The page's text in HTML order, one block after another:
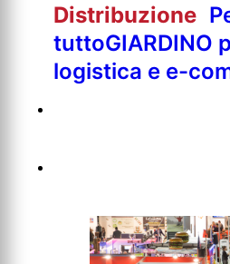
Distribuzione
tuttoGIARDINO
logistica e e-